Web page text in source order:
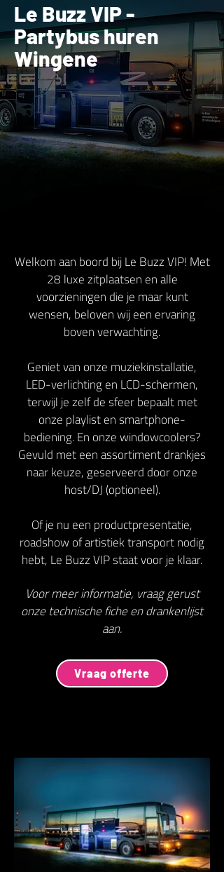
Le Buzz VIP -
Partybus huren
Wingene
Welkom aan boord bij Le Buzz VIP! Met
28 luxe zitplaatsen en alle
voorzieningen die je maar kunt
wensen, beloven wij een ervaring
boven verwachting.
Geniet van onze muziekinstallatie,
LED-verlichting en LCD-schermen,
terwijl je zelf de sfeer bepaalt met
onze playlist en smartphone-
bediening. En onze windowcoolers?
Gevuld met een assortiment drankjes
naar keuze, geserveerd door onze
host/DJ (optioneel).
Of je nu een productpresentatie,
roadshow of artistiek transport nodig
hebt, Le Buzz VIP staat voor je klaar.
Voor meer informatie, vraag gerust
onze technische fiche en drankenlijst
aan.
Vraag offerte